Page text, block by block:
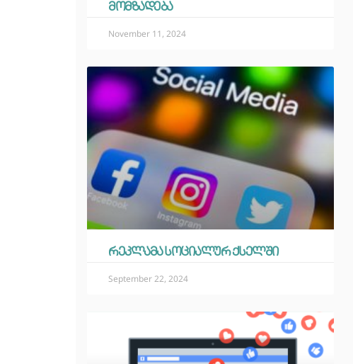
მომზადება
November 11, 2024
რეკლამა სოციალურ ქსელში
September 22, 2024